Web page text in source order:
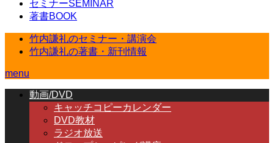
セミナーSEMINAR
著書BOOK
竹内謙礼のセミナー・講演会
竹内謙礼の著書・新刊情報
menu
動画/DVD
キャッチコピーカレンダー
DVD教材
ラジオ放送